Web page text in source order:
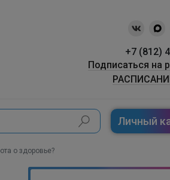
+7 (812)
Подписаться на
Личный
о здоровье?